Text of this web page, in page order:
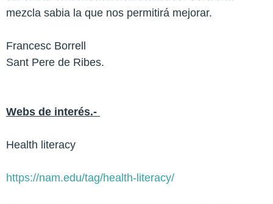
mezcla sabia la que nos permitirá mejorar.
Francesc Borrell
Sant Pere de Ribes.
Webs de interés.-
Health literacy
https://nam.edu/tag/health-literacy/